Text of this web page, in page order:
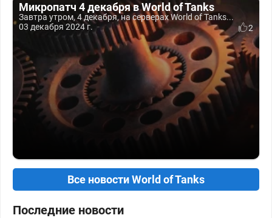
Микропатч 4 декабря в World of Tanks
Завтра утром, 4 декабря, на серверах World of Tanks...
03 декабря 2024 г.
2
Все новости World of Tanks
Последние новости